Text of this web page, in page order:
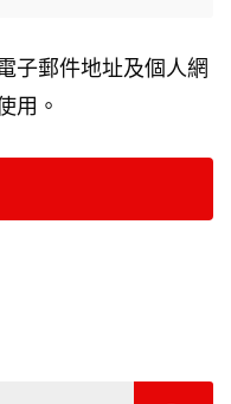
子郵件地址及個人網
用。